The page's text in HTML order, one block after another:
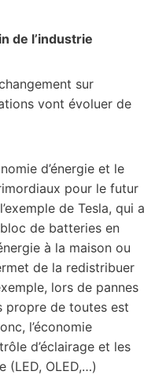
de l’industrie
sur
vont évoluer de
d’énergie et le
pour le futur
de Tesla, qui a
de batteries en
à la maison ou
de la redistribuer
lors de pannes
propre de toutes est
l’économie
d’éclairage et les
(LED, OLED,…)